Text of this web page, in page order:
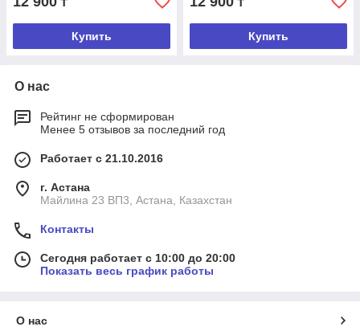
Купить Купить
О нас
Рейтинг не сформирован
Менее 5 отзывов за последний год
Работает с 21.10.2016
г. Астана
Майлина 23 ВП3, Астана, Казахстан
Контакты
Сегодня работает с 10:00 до 20:00
Показать весь график работы
О нас